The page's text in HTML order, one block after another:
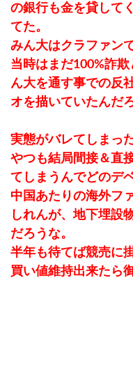
の銀行も金を貸して
てた。
みん大はクラファン
当時はまだ100%詐
ん大を通す事での反
オを描いていたんだ
実態がバレてしまっ
やつも結局間接＆直
てしまうんでどのデ
中国あたりの海外フ
しれんが、地下埋設
だろうな。
半年も待てば競売に
買い値維持出来たら